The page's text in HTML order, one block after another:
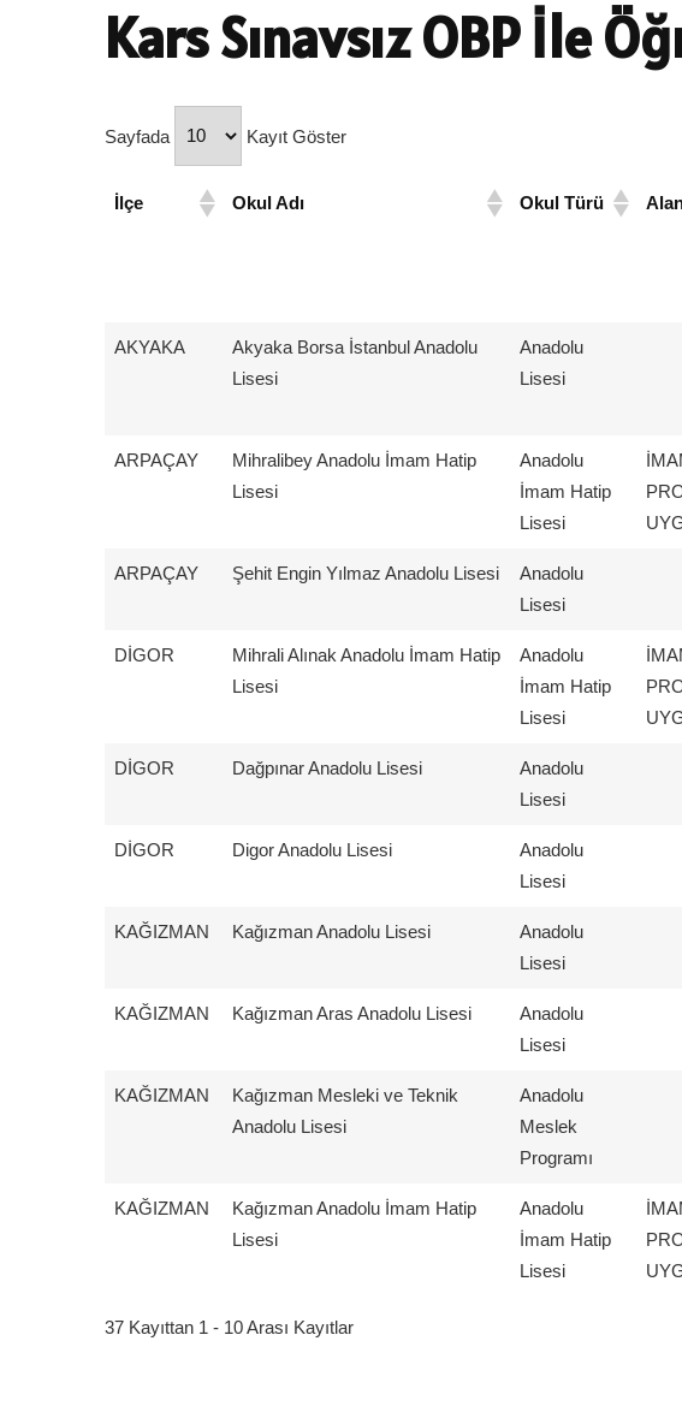
Kars Sınavsız OBP İle
Sayfada Kayıt Göster
İlçe Okul Adı Okul Türü
AKYAKA
Akyaka Borsa İstanbul Anadolu
Lisesi
Anadolu
Lisesi
ARPAÇAY
Mihralibey Anadolu İmam Hatip
Lisesi
Anadolu
İmam Hatip
Lisesi
ARPAÇAY Şehit Engin Yılmaz Anadolu Lisesi
Anadolu
Lisesi
DİGOR
Mihrali Alınak Anadolu İmam Hatip
Lisesi
Anadolu
İmam Hatip
Lisesi
DİGOR Dağpınar Anadolu Lisesi
Anadolu
Lisesi
DİGOR Digor Anadolu Lisesi
Anadolu
Lisesi
KAĞIZMAN Kağızman Anadolu Lisesi
Anadolu
Lisesi
KAĞIZMAN Kağızman Aras Anadolu Lisesi
Anadolu
Lisesi
KAĞIZMAN
Kağızman Mesleki ve Teknik
Anadolu Lisesi
Anadolu
Meslek
Programı
KAĞIZMAN
Kağızman Anadolu İmam Hatip
Lisesi
Anadolu
İmam Hatip
Lisesi
37 Kayıttan 1 - 10 Arası Kayıtlar